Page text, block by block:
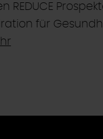
REDUCE
für